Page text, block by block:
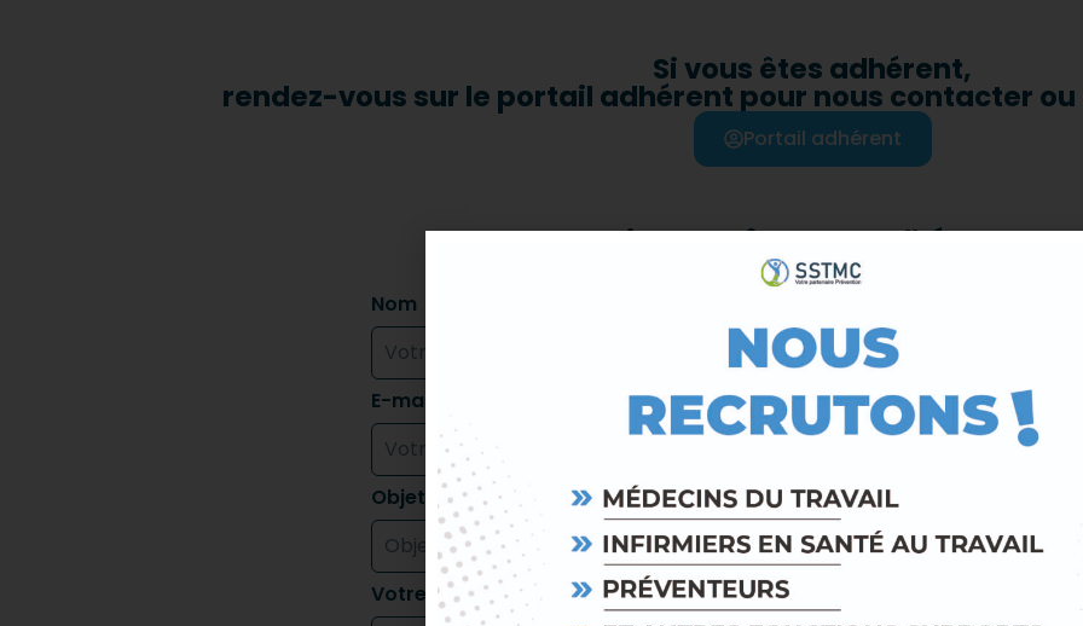
Si vous êtes adhérent,
rendez-vous sur le portail adhérent pour nous contacter
Portail adhérent
Si vous n’êtes pas adhérent,
utilisez le formulaire de contact ci-
Nom
E-mail Téléphone
Objet
Votre Secteur